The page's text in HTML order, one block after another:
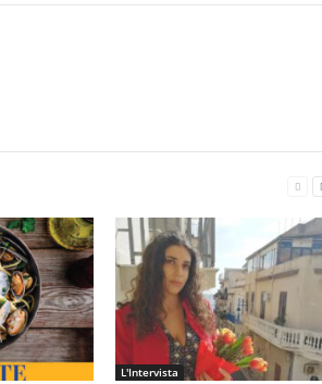
L'Intervista